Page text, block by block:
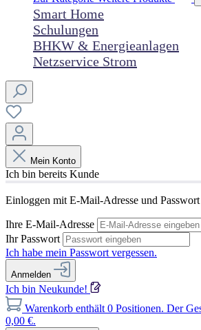
Smart Home
Schulungen
BHKW & Energieanlagen
Netzservice Strom
Mein Konto
Ich bin bereits Kunde
Einloggen mit E-Mail-Adresse und Passwort
Ihre E-Mail-Adresse
Ihr Passwort
Ich habe mein Passwort vergessen.
Anmelden
Ich bin Neukunde!
Warenkorb enthält 0 Positionen. Der
0,00 €.